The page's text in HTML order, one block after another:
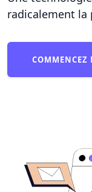
radicalement la